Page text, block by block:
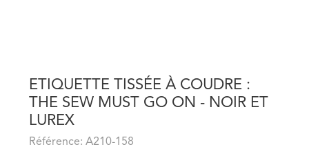
ETIQUETTE TISSÉE À COUDRE :
THE SEW MUST GO ON - NOIR ET
LUREX
Référence: A210-158